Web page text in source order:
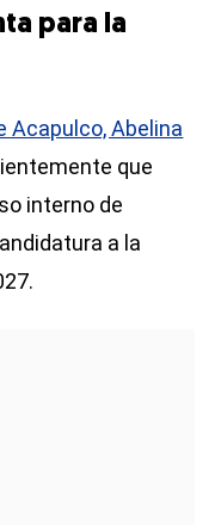
para la
Acapulco, Abelina
que
interno de
a la